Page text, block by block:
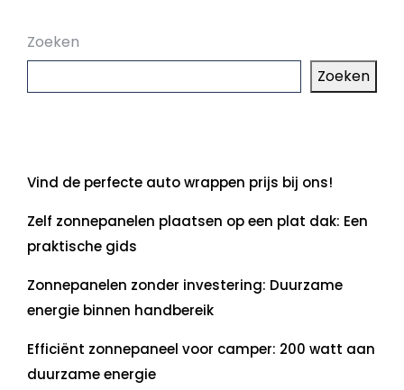
Zoeken
Zoeken
Vind de perfecte auto wrappen prijs bij ons!
Zelf zonnepanelen plaatsen op een plat dak: Een
praktische gids
Zonnepanelen zonder investering: Duurzame
energie binnen handbereik
Efficiënt zonnepaneel voor camper: 200 watt aan
duurzame energie